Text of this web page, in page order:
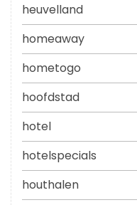
heuvelland
homeaway
hometogo
hoofdstad
hotel
hotelspecials
houthalen